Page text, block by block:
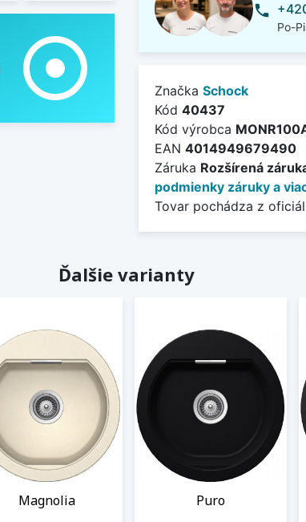
adjust
phone
Po-
Značka Schock
Kód 40437
Kód výrobca
EAN 4014949679490
Záruka Rozšírená
podmienky záruky a
Tovar pochádza z
Ďalšie varianty
Magnolia Puro